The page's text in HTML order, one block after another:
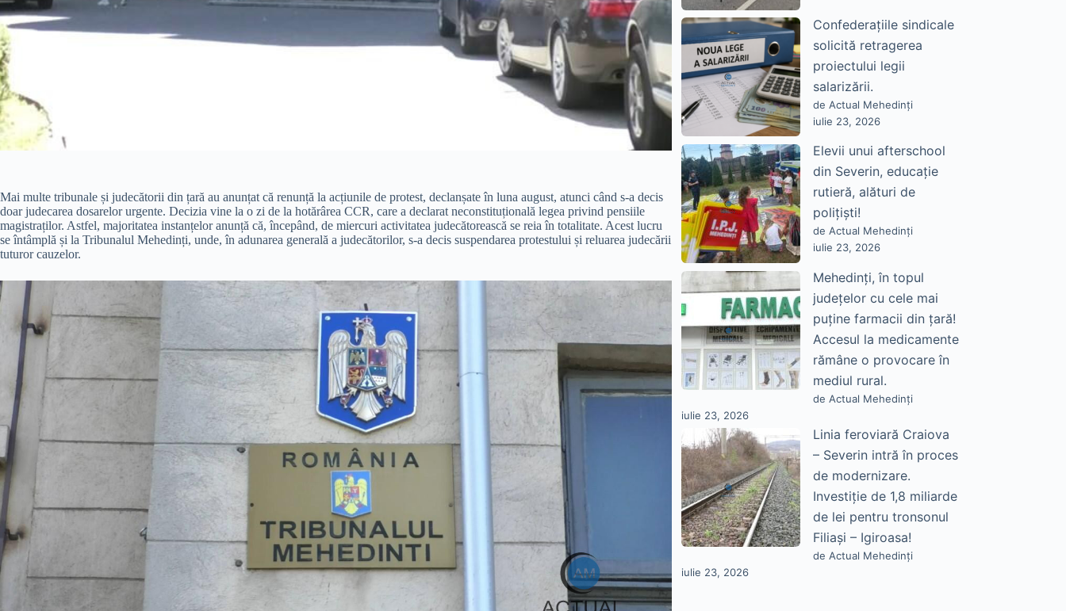
Mai multe tribunale și judecătorii din țară au anunțat că renunță la acțiunile de protest, declanșate în luna august, atunci când s-a decis
doar judecarea dosarelor urgente. Decizia vine la o zi de la hotărârea CCR, care a declarat neconstituțională legea privind pensiile
magistraților. Astfel, majoritatea instanțelor anunță că, începând, de miercuri activitatea judecătorească se reia în totalitate. Acest lucru
se întâmplă și la Tribunalul Mehedinți, unde, în adunarea generală a judecătorilor, s-a decis suspendarea protestului și reluarea judecării
tuturor cauzelor.
Confederațiile sindicale
solicită retragerea
proiectului legii
salarizării.
de Actual Mehedinți
iulie 23, 2026
Elevii unui afterschool
din Severin, educație
rutieră, alături de
polițiști!
de Actual Mehedinți
iulie 23, 2026
Mehedinți, în topul
județelor cu cele mai
puține farmacii din țară!
Accesul la medicamente
rămâne o provocare în
mediul rural.
de Actual Mehedinți
iulie 23, 2026
Linia feroviară Craiova
– Severin intră în proces
de modernizare.
Investiție de 1,8 miliarde
de lei pentru tronsonul
Filiași – Igiroasa!
de Actual Mehedinți
iulie 23, 2026